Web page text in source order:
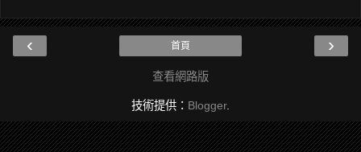
‹ ›
首頁
查看網路版
技術提供： Blogger.